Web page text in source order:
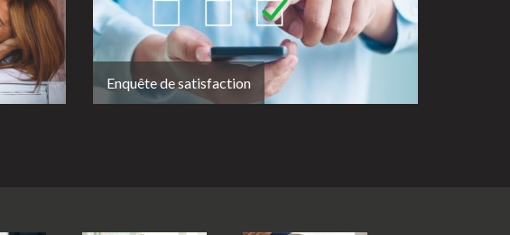
Enquête de satisfaction